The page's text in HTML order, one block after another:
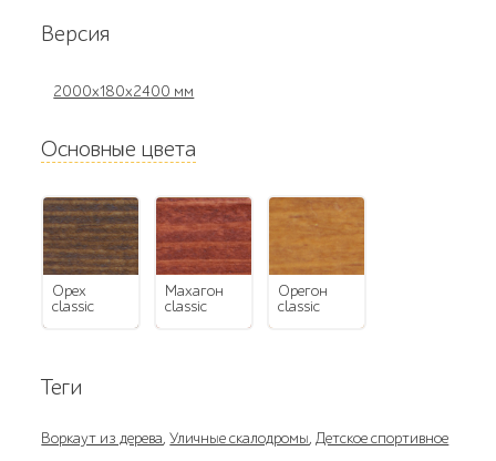
Версия
2000х180х2400 мм
Основные цвета
орех
classic
махагон
classic
орегон
classic
Теги
Воркаут из дерева,Уличные скалодромы,Детское спортивное